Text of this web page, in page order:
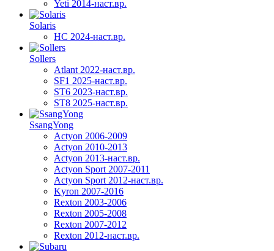
Yeti 2014-наст.вр.
Solaris
HC 2024-наст.вр.
Sollers
Atlant 2022-наст.вр.
SF1 2025-наст.вр.
ST6 2023-наст.вр.
ST8 2025-наст.вр.
SsangYong
Actyon 2006-2009
Actyon 2010-2013
Actyon 2013-наст.вр.
Actyon Sport 2007-2011
Actyon Sport 2012-наст.вр.
Kyron 2007-2016
Rexton 2003-2006
Rexton 2005-2008
Rexton 2007-2012
Rexton 2012-наст.вр.